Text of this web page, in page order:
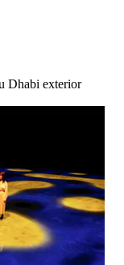
Dhabi exterior